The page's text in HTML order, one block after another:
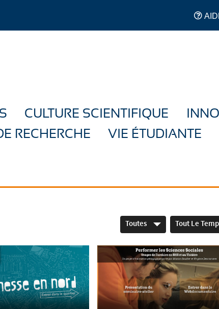
CULTURE SCIENTIFIQUE
RECHERCHE
VIE ÉTUDIANTE
Toutes Tout Le